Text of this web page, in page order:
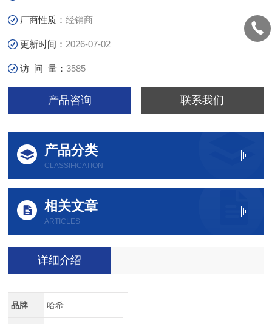
厂商性质：经销商
更新时间： 2026-07-02
访 问 量：3585
产品咨询 联系我们
产品分类
CLASSIFICATION
相关文章
ARTICLES
详细介绍
品牌 哈希